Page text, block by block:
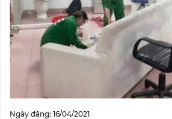
Ngày đăng: 16/04/2021